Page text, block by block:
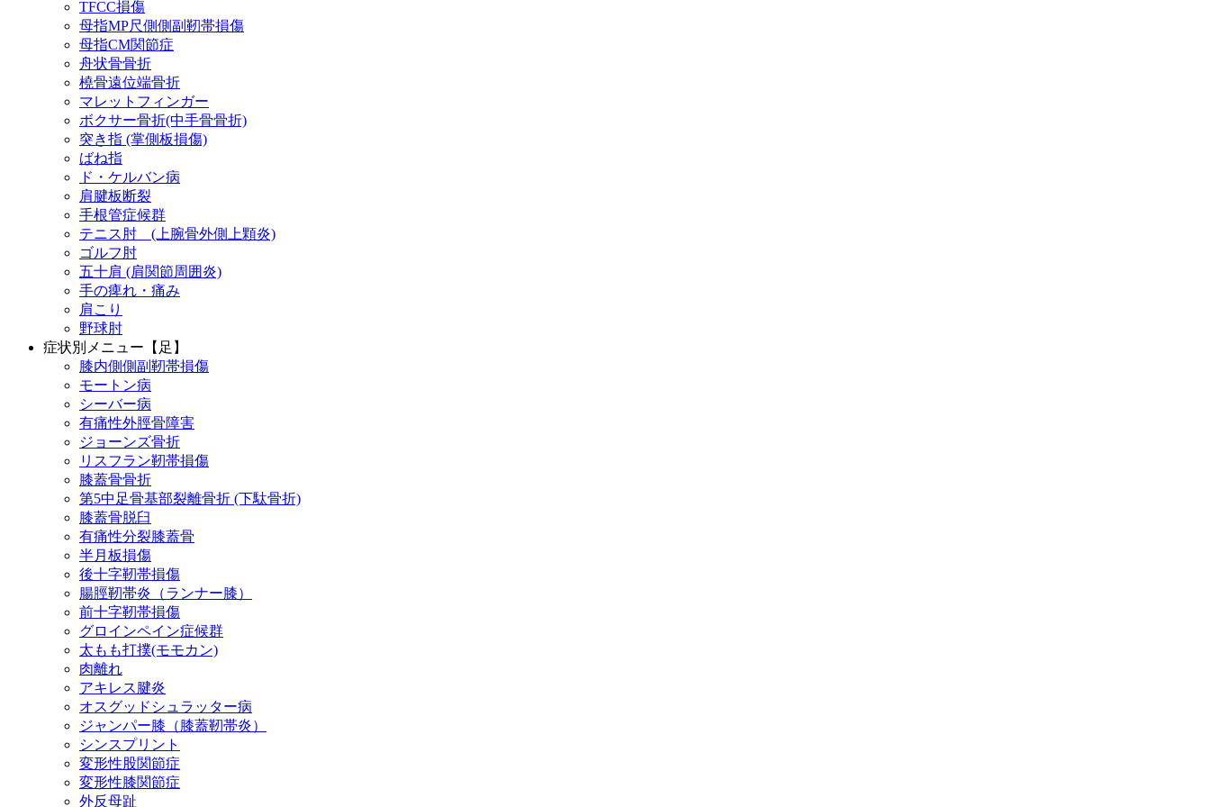
TFCC損傷
母指MP尺側側副靭帯損傷
母指CM関節症
舟状骨骨折
橈骨遠位端骨折
マレットフィンガー
ボクサー骨折(中手骨骨折)
突き指 (掌側板損傷)
ばね指
ド・ケルバン病
肩腱板断裂
手根管症候群
テニス肘 (上腕骨外側上顆炎)
ゴルフ肘
五十肩 (肩関節周囲炎)
手の痺れ・痛み
肩こり
野球肘
症状別メニュー【足】
膝内側側副靭帯損傷
モートン病
シーバー病
有痛性外脛骨障害
ジョーンズ骨折
リスフラン靭帯損傷
膝蓋骨骨折
第5中足骨基部裂離骨折 (下駄骨折)
膝蓋骨脱臼
有痛性分裂膝蓋骨
半月板損傷
後十字靭帯損傷
腸脛靭帯炎（ランナー膝）
前十字靭帯損傷
グロインペイン症候群
太もも打撲(モモカン)
肉離れ
アキレス腱炎
オスグッドシュラッター病
ジャンパー膝（膝蓋靭帯炎）
シンスプリント
変形性股関節症
変形性膝関節症
外反母趾